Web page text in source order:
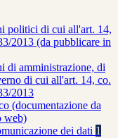
politici di cui all'art. 14,
2013 (da pubblicare in
di amministrazione, di
di cui all'art. 14, co.
2013
(documentazione da
web)
dei dati 1